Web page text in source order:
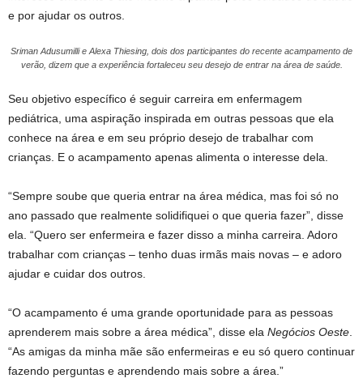
e por ajudar os outros.
Sriman Adusumilli e Alexa Thiesing, dois dos participantes do recente acampamento de
verão, dizem que a experiência fortaleceu seu desejo de entrar na área de saúde.
Seu objetivo específico é seguir carreira em enfermagem
pediátrica, uma aspiração inspirada em outras pessoas que ela
conhece na área e em seu próprio desejo de trabalhar com
crianças. E o acampamento apenas alimenta o interesse dela.
“Sempre soube que queria entrar na área médica, mas foi só no
ano passado que realmente solidifiquei o que queria fazer”, disse
ela. “Quero ser enfermeira e fazer disso a minha carreira. Adoro
trabalhar com crianças – tenho duas irmãs mais novas – e adoro
ajudar e cuidar dos outros.
“O acampamento é uma grande oportunidade para as pessoas
aprenderem mais sobre a área médica”, disse ela Negócios Oeste
“As amigas da minha mãe são enfermeiras e eu só quero continuar
fazendo perguntas e aprendendo mais sobre a área.”